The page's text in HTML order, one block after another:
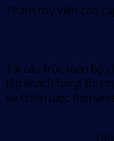
Thẩm mỹ viện cao
Tái cấu trúc toàn bộ
tệp khách hàng
và chiến lược